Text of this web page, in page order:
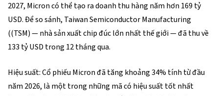
2027, Micron có thể tạo ra doanh thu hàng năm hơn 169 tỷ
USD. Để so sánh, Taiwan Semiconductor Manufacturing
((TSM) — nhà sản xuất chip đúc lớn nhất thế giới — đã thu về
133 tỷ USD trong 12 tháng qua.
Hiệu suất: Cổ phiếu Micron đã tăng khoảng 34% tính từ đầu
năm 2026, là một trong những mã có hiệu suất tốt nhất